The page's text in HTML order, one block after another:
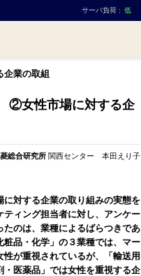
サーバ負荷 : 低
業の取組
②女性市場に対する企
総合研究所 関西センター 本田えり子
対する企業の取り組みの実態を
ィング担当者に対し、アンケー
たのは、業種によるばらつきであ
品・化学」の３業種では、マー
が重視されているが、「輸送用
医薬品」では女性を重視する企